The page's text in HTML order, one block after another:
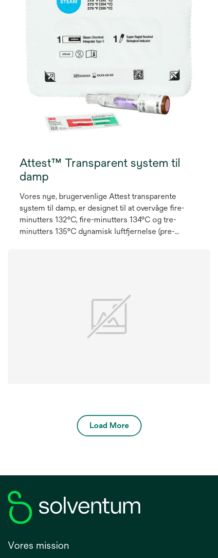
Attest™ Transparent system til
damp
Vores nye, brugervenlige Attest transparente
system til damp, er designet til at overvåge fire-
minutters 132°C, fire-minutters 134°C og tre-
minutters 135°C dynamisk luftfjernelse (pre-
Load More
Vores mission